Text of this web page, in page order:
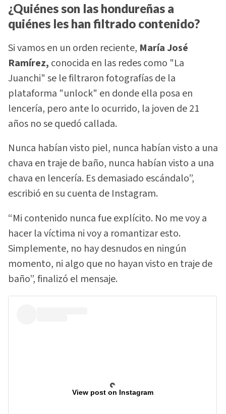
¿Quiénes son las hondureñas a
quiénes les han filtrado contenido?
Si vamos en un orden reciente, María José
Ramírez, conocida en las redes como "La
Juanchi" se le filtraron fotografías de la
plataforma "unlock" en donde ella posa en
lencería, pero ante lo ocurrido, la joven de 21
años no se quedó callada.
Nunca habían visto piel, nunca habían visto a una
chava en traje de baño, nunca habían visto a una
chava en lencería. Es demasiado escándalo”,
escribió en su cuenta de Instagram.
“Mi contenido nunca fue explícito. No me voy a
hacer la víctima ni voy a romantizar esto.
Simplemente, no hay desnudos en ningún
momento, ni algo que no hayan visto en traje de
baño”, finalizó el mensaje.
View post on Instagram